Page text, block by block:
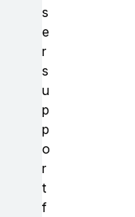
s
e
r
s
u
p
p
o
r
t
f